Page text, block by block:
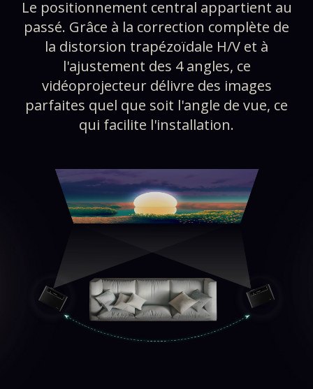
Le positionnement central appartient au
passé. Grâce à la correction complète de
la distorsion trapézoïdale H/V et à
l'ajustement des 4 angles, ce
vidéoprojecteur délivre des images
parfaites quel que soit l'angle de vue, ce
qui facilite l'installation.​​